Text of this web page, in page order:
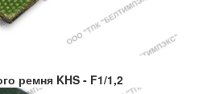
ремня KHS - F1/1,2